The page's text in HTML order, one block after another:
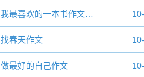
我最喜欢的一本书作文…
找春天作文
做最好的自己作文